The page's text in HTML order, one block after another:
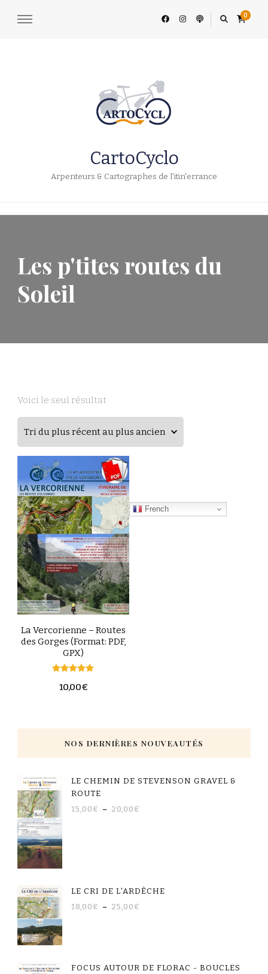
0
CartoCyclo
Arpenteurs & Cartographes de l'itin'errance
Les p'tites routes du
Soleil
Voici le seul résultat
La Vercorienne – Routes
des Gorges (Format: PDF,
GPX)
5.00
10,00€
French
NOS DERNIÈRES NOUVEAUTÉS
LE CHEMIN DE STEVENSON GRAVEL &
ROUTE
15,00€ – 20,00€
LE CRI DE L'ARDÈCHE
18,00€ – 25,00€
FOCUS AUTOUR DE FLORAC - BOUCLES